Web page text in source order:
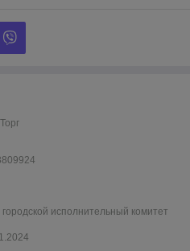
исполнительный комитет